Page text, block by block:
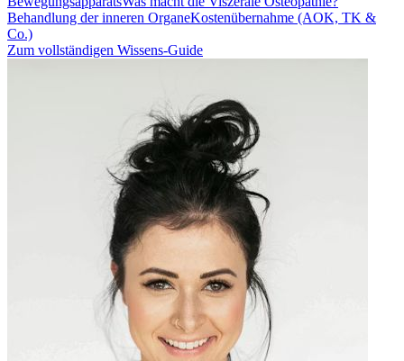
Behandlung der inneren OrganeKostenübernahme (AOK, TK &
Co.)
Zum vollständigen Wissens-Guide